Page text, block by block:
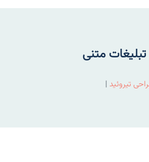
تبلیغات متنی
تیروئید |